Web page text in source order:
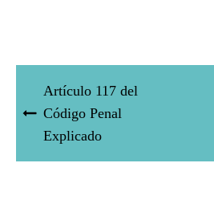
Artículo 117 del
Código Penal
Explicado